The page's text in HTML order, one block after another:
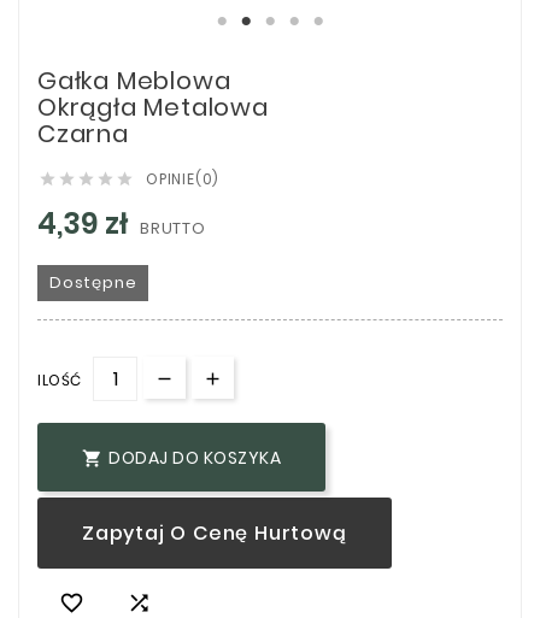
Gałka Meblowa
Okrągła Metalowa
Czarna
     OPINIE(0)
4,39 zł BRUTTO
Dostępne
ILOŚĆ
 DODAJ DO KOSZYKA
Zapytaj O Cenę Hurtową
 